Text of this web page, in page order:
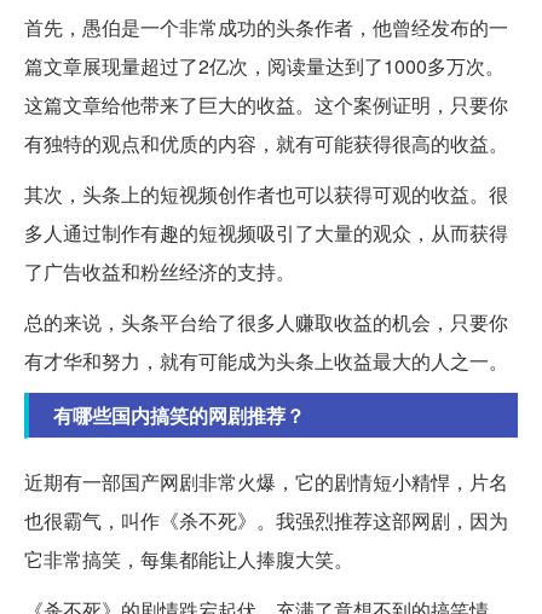
首先，愚伯是一个非常成功的头条作者，他曾经发布的一
篇文章展现量超过了2亿次，阅读量达到了1000多万次。
这篇文章给他带来了巨大的收益。这个案例证明，只要你
有独特的观点和优质的内容，就有可能获得很高的收益。
其次，头条上的短视频创作者也可以获得可观的收益。很
多人通过制作有趣的短视频吸引了大量的观众，从而获得
了广告收益和粉丝经济的支持。
总的来说，头条平台给了很多人赚取收益的机会，只要你
有才华和努力，就有可能成为头条上收益最大的人之一。
有哪些国内搞笑的网剧推荐？
近期有一部国产网剧非常火爆，它的剧情短小精悍，片名
也很霸气，叫作《杀不死》。我强烈推荐这部网剧，因为
它非常搞笑，每集都能让人捧腹大笑。